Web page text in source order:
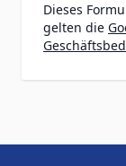
Dieses
gelten die